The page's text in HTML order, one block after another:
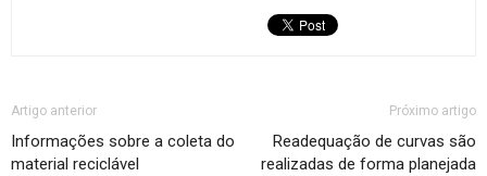
Artigo anterior
Informações sobre a coleta do
material reciclável
Próximo artigo
Readequação de curvas são
realizadas de forma planejada